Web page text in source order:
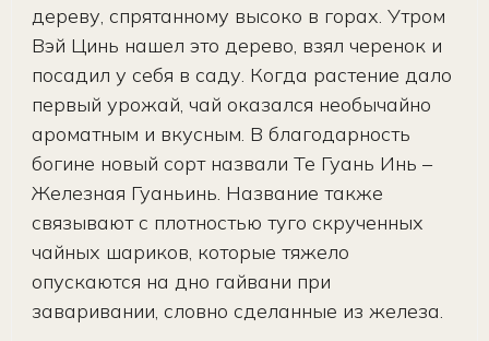
дереву, спрятанному высоко в горах. Утром
Вэй Цинь нашел это дерево, взял черенок и
посадил у себя в саду. Когда растение дало
первый урожай, чай оказался необычайно
ароматным и вкусным. В благодарность
богине новый сорт назвали Те Гуань Инь –
Железная Гуаньинь. Название также
связывают с плотностью туго скрученных
чайных шариков, которые тяжело
опускаются на дно гайвани при
заваривании, словно сделанные из железа.